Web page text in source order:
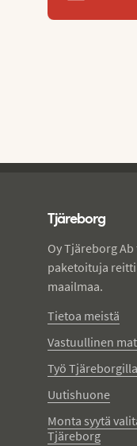
Tjäreborg
Oy Tjäreborg
paketoituja
maailmaa.
Tietoa meistä
Vastuullinen
Työ Tjäreborgilla
Uutishuone
Monta syytä
Tjäreborg